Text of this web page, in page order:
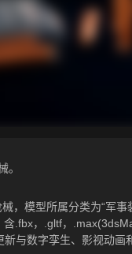
。
，模型所属分类为“军
.fbx，.gltf，
与数字孪生、影视动画